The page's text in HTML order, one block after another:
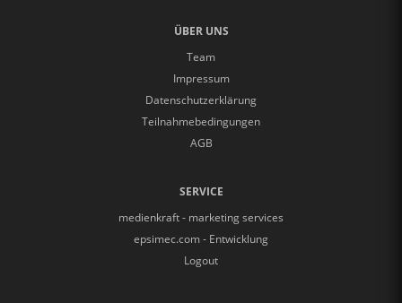
ÜBER UNS
Team
Impressum
Datenschutzerklärung
Teilnahmebedingungen
AGB
SERVICE
medienkraft - marketing services
epsimec.com - Entwicklung
Logout